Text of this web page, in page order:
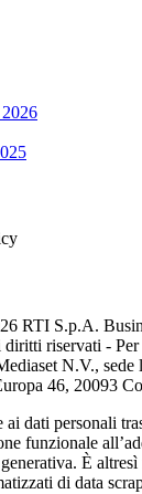
RTI S.p.A.
riservati -
N.V., sede
46, 20093
ai dati personali
funzionale
È
di data